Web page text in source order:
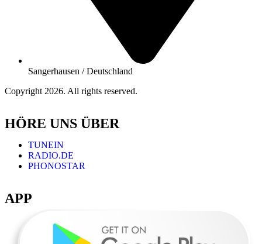
Sangerhausen / Deutschland
Copyright 2026. All rights reserved.
HÖRE UNS ÜBER
TUNEIN
RADIO.DE
PHONOSTAR
APP